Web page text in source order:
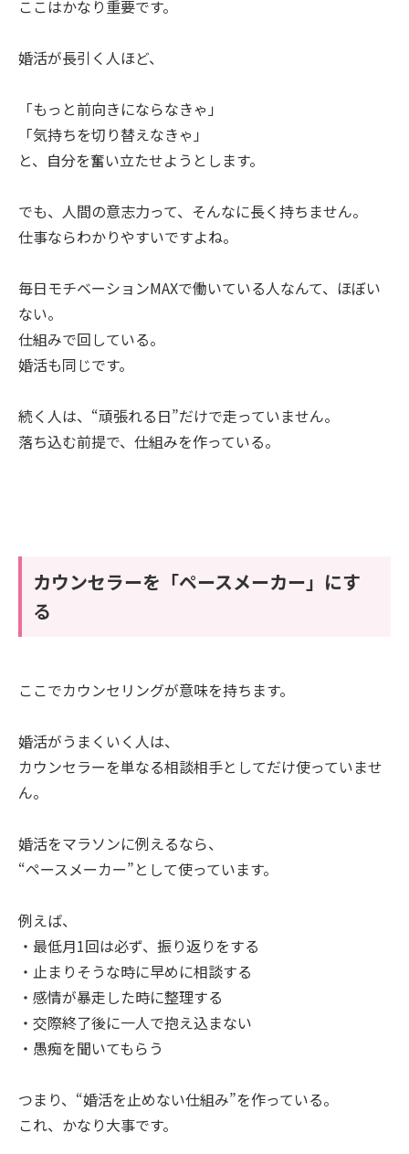
ここはかなり重要です。
婚活が長引く人ほど、
「もっと前向きにならなきゃ」
「気持ちを切り替えなきゃ」
と、自分を奮い立たせようとします。
でも、人間の意志力って、そんなに長く持ちません。
仕事ならわかりやすいですよね。
毎日モチベーションMAXで働いている人なんて、ほぼい
ない。
仕組みで回している。
婚活も同じです。
続く人は、“頑張れる日”だけで走っていません。
落ち込む前提で、仕組みを作っている。
カウンセラーを「ペースメーカー」にす
る
ここでカウンセリングが意味を持ちます。
婚活がうまくいく人は、
カウンセラーを単なる相談相手としてだけ使っていませ
ん。
婚活をマラソンに例えるなら、
“ペースメーカー”として使っています。
例えば、
・最低月1回は必ず、振り返りをする
・止まりそうな時に早めに相談する
・感情が暴走した時に整理する
・交際終了後に一人で抱え込まない
・愚痴を聞いてもらう
つまり、“婚活を止めない仕組み”を作っている。
これ、かなり大事です。